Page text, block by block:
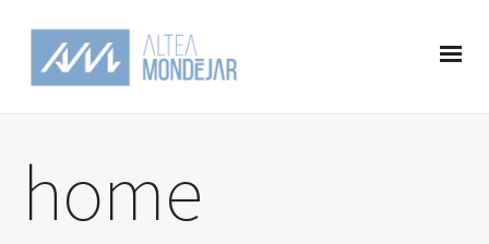
home